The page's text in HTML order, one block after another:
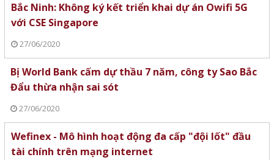
Bắc Ninh: Không ký kết triển khai dự án Owifi 5G
với CSE Singapore
27/06/2020
Bị World Bank cấm dự thầu 7 năm, công ty Sao Bắc
Đẩu thừa nhận sai sót
27/06/2020
Wefinex - Mô hình hoạt động đa cấp "đội lốt" đầu
tài chính trên mạng internet